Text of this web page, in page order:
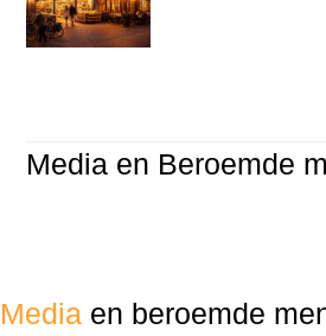
Media en Beroemde
Media en beroemde